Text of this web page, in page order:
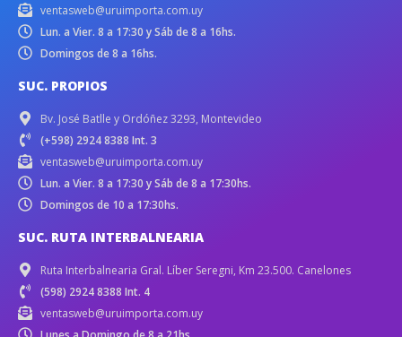
ventasweb@uruimporta.com.uy
Lun. a Vier. 8 a 17:30 y Sáb de 8 a 16hs.
Domingos de 8 a 16hs.
SUC. PROPIOS
Bv. José Batlle y Ordóñez 3293, Montevideo
(+598) 2924 8388 Int. 3
ventasweb@uruimporta.com.uy
Lun. a Vier. 8 a 17:30 y Sáb de 8 a 17:30hs.
Domingos de 10 a 17:30hs.
SUC. RUTA INTERBALNEARIA
Ruta Interbalnearia Gral. Líber Seregni, Km 23.500. Canelones
(598) 2924 8388 Int. 4
ventasweb@uruimporta.com.uy